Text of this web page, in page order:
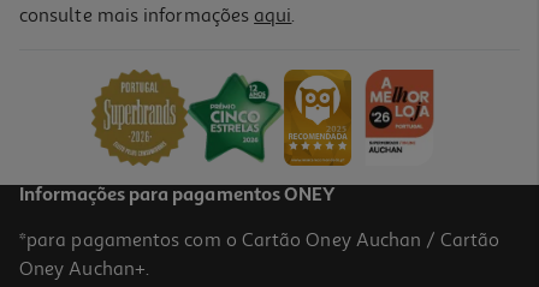
consulte mais informações aqui.
Informações para pagamentos ONEY
*para pagamentos com o Cartão Oney Auchan / Cartão
Oney Auchan+.